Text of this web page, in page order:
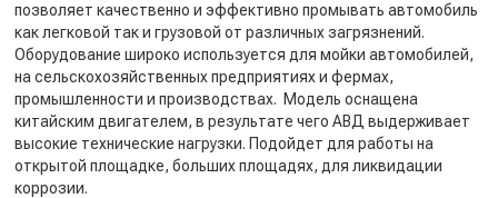
позволяет качественно и эффективно промывать автомобиль
как легковой так и грузовой от различных загрязнений.
Оборудование широко используется для мойки автомобилей,
на сельскохозяйственных предприятиях и фермах,
промышленности и производствах. Модель оснащена
китайским двигателем, в результате чего АВД выдерживает
высокие технические нагрузки. Подойдет для работы на
открытой площадке, больших площадях, для ликвидации
коррозии.